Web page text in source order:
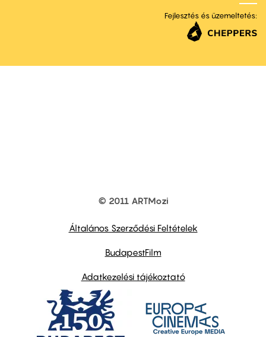
Fejlesztés és üzemeltetés:
© 2011 ARTMozi
Általános Szerződési Feltételek
BudapestFilm
Adatkezelési tájékoztató